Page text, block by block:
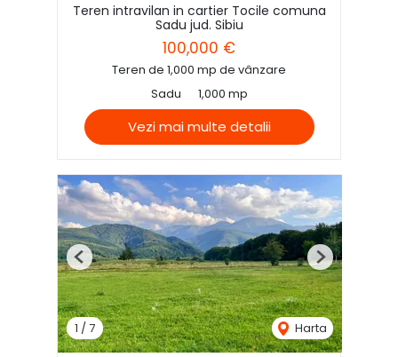
Teren intravilan in cartier Tocile comuna
Sadu jud. Sibiu
100,000 €
Teren de 1,000 mp de vânzare
Sadu
1,000 mp
Vezi mai multe detalii
1 /7 Harta
Previous Next